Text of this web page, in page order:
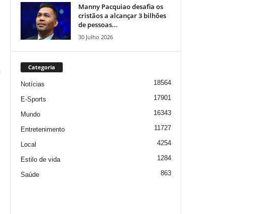
Manny Pacquiao desafia os
cristãos a alcançar 3 bilhões
de pessoas...
30 Julho 2026
Categoria
Notícias 18564
E-Sports 17901
Mundo 16343
Entretenimento 11727
Local 4254
Estilo de vida 1284
Saúde 863